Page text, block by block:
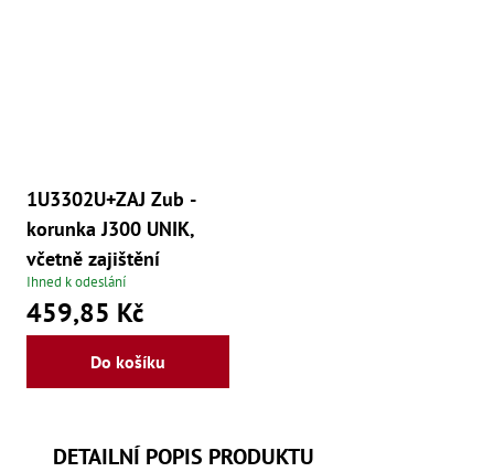
1U3302U+ZAJ Zub -
korunka J300 UNIK,
včetně zajištění
Ihned k odeslání
459,85 Kč
Do košíku
DETAILNÍ POPIS PRODUKTU